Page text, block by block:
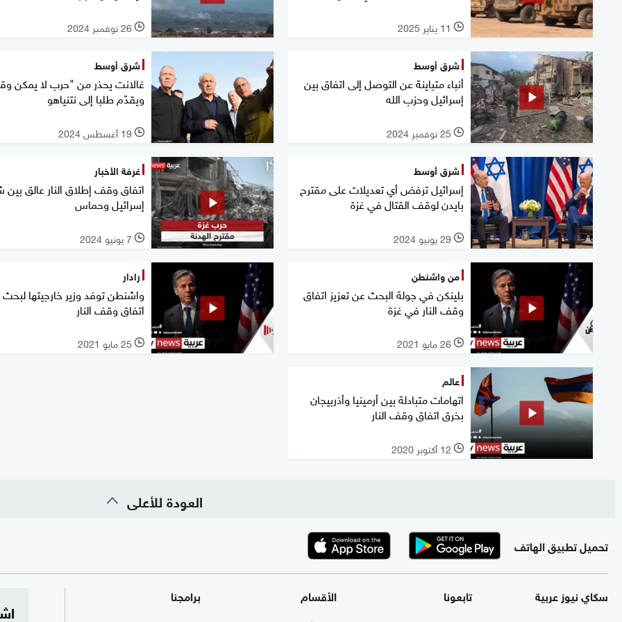
l 11 يناير 2025 l 26 نوفمبر 2024
شرق أوسط
أنباء متباينة عن التوصل إلى اتفاق بين
إسرائيل وحزب الله
l 25 نوفمبر 2024
شرق أوسط
غالانت يحذر من "حرب لا يمكن
ويقدّم طلبا إلى نتنياهو
l 19 أغسطس 2024
شرق أوسط
إسرائيل ترفض أي تعديلات على مقترح
بايدن لوقف القتال في غزة
l 29 يونيو 2024
غرفة الأخبار
اتفاق وقف إطلاق النار عالق
إسرائيل وحماس
l 7 يونيو 2024
من واشنطن
بلينكن في جولة البحث عن تعزيز اتفاق
وقف النار في غزة
l 26 مايو 2021
رادار
واشنطن توفد وزير خارجيتها لبحث
اتفاق وقف النار
l 25 مايو 2021
عالم
اتهامات متبادلة بين أرمينيا وأذربيجان
بخرق اتفاق وقف النار
l 12 أكتوبر 2020
العودة للأعلى
تحميل تطبيق الهاتف
سكاي نيوز عربية تابعونا الأقسام برامجنا